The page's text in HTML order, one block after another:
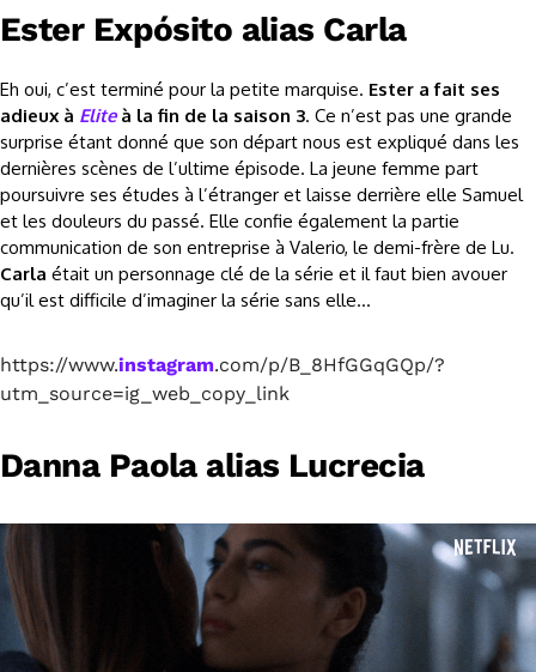
Ester Expósito alias Carla
Eh oui, c’est terminé pour la petite marquise. Ester a fait ses
adieux à Eliteà la fin de la saison 3. Ce n’est pas une grande
surprise étant donné que son départ nous est expliqué dans les
dernières scènes de l’ultime épisode. La jeune femme part
poursuivre ses études à l’étranger et laisse derrière elle Samuel
et les douleurs du passé. Elle confie également la partie
communication de son entreprise à Valerio, le demi-frère de Lu.
Carla était un personnage clé de la série et il faut bien avouer
qu’il est difficile d’imaginer la série sans elle…
https://www.instagram.com/p/B_8HfGGqGQp/?
utm_source=ig_web_copy_link
Danna Paola alias Lucrecia